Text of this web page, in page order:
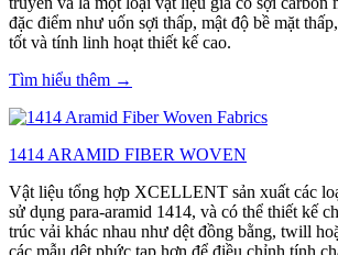
đặc điểm như uốn sợi thấp, mật độ bề mặt
tốt và tính linh hoạt thiết kế cao.
Tìm hiểu thêm →
1414 ARAMID FIBER WOVEN
Vật liệu tổng hợp XCELLENT sản xuất các
sử dụng para-aramid 1414, và có thể thiết kế
trúc vải khác nhau như dệt đồng bằng, twill